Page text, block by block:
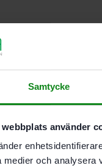
Samtycke
webbplats använder
medier och analysera